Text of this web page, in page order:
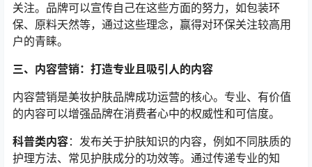
关注。品牌可以宣传自己在这些方面的努力，如包装环
保、原料天然等，通过这些理念，赢得对环保关注较高用
户的青睐。
三、内容营销：打造专业且吸引人的内容
内容营销是美妆护肤品牌成功运营的核心。专业、有价值
的内容可以增强品牌在消费者心中的权威性和可信度。
科普类内容：发布关于护肤知识的内容，例如不同肤质的
护理方法、常见护肤成分的功效等。通过传递专业的知